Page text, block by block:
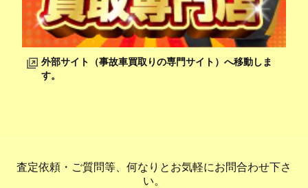
外部サイト（事故車買取りの専門サイト）へ移動しま
す。
査定依頼・ご質問等、何なりとお気軽にお問合わせ下さ
い。